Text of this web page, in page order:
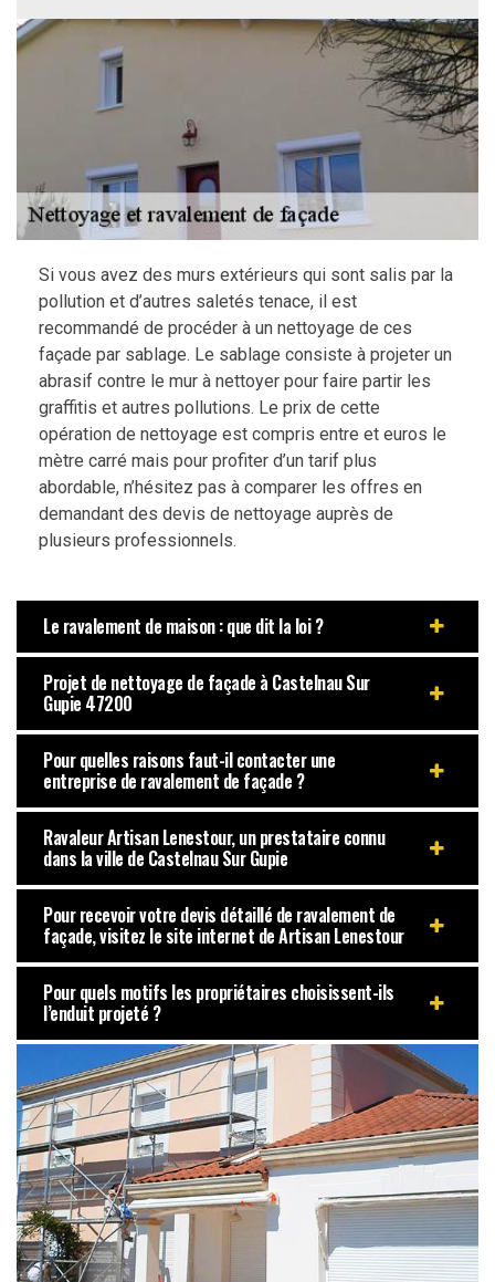
Si vous avez des murs extérieurs qui sont salis par la
pollution et d’autres saletés tenace, il est
recommandé de procéder à un nettoyage de ces
façade par sablage. Le sablage consiste à projeter un
abrasif contre le mur à nettoyer pour faire partir les
graffitis et autres pollutions. Le prix de cette
opération de nettoyage est compris entre et euros le
mètre carré mais pour profiter d’un tarif plus
abordable, n’hésitez pas à comparer les offres en
demandant des devis de nettoyage auprès de
plusieurs professionnels.
Le ravalement de maison : que dit la loi ?
Projet de nettoyage de façade à Castelnau Sur
Gupie 47200
Pour quelles raisons faut-il contacter une
entreprise de ravalement de façade ?
Ravaleur Artisan Lenestour, un prestataire connu
dans la ville de Castelnau Sur Gupie
Pour recevoir votre devis détaillé de ravalement de
façade, visitez le site internet de Artisan Lenestour
Pour quels motifs les propriétaires choisissent-ils
l’enduit projeté ?